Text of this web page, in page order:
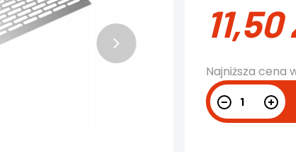
11,50
Najniższa cena